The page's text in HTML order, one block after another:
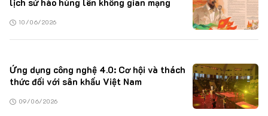
31/12/2022 +3
Founder, CEO, Director, Trainer Model Keva Academy
lịch sử hào hùng lên không gian mạng
10/06/2026
Ứng dụng công nghệ 4.0: Cơ hội và thách
thức đối với sân khấu Việt Nam
09/06/2026